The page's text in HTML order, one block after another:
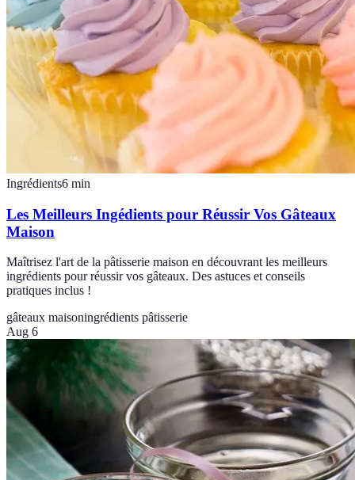
Ingrédients6 min
Les Meilleurs Ingédients pour Réussir Vos Gâteaux
Maison
Maîtrisez l'art de la pâtisserie maison en découvrant les meilleurs
ingrédients pour réussir vos gâteaux. Des astuces et conseils
pratiques inclus !
gâteaux maisoningrédients pâtisserie
Aug 6